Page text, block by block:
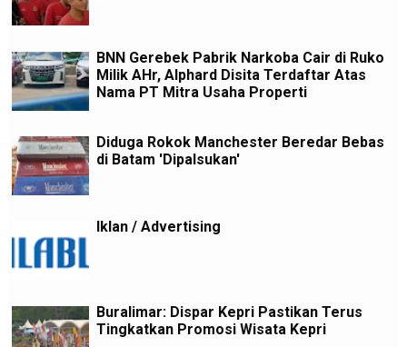
BNN Gerebek Pabrik Narkoba Cair di Ruko
Milik AHr, Alphard Disita Terdaftar Atas
Nama PT Mitra Usaha Properti
Diduga Rokok Manchester Beredar Bebas
di Batam 'Dipalsukan'
Iklan / Advertising
Buralimar: Dispar Kepri Pastikan Terus
Tingkatkan Promosi Wisata Kepri